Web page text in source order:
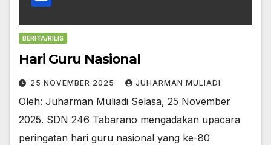
BERITA/RILIS
Hari Guru Nasional
25 NOVEMBER 2025 JUHARMAN MULIADI
Oleh: Juharman Muliadi Selasa, 25 November
2025. SDN 246 Tabarano mengadakan upacara
peringatan hari guru nasional yang ke-80